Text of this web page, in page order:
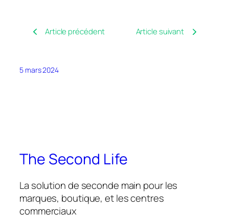
Article précédent Article suivant
5 mars 2024
The Second Life
La solution de seconde main pour les
marques, boutique, et les centres
commerciaux